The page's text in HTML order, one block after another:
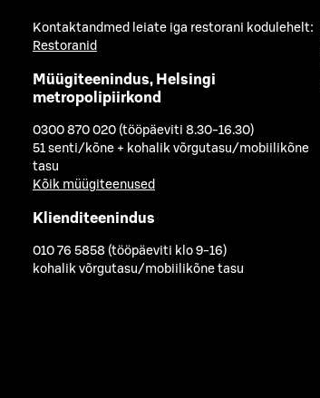
Kontaktandmed leiate iga restorani kodulehelt:
Restoranid
Müügiteenindus, Helsingi
metropolipiirkond
0300 870 020 (tööpäeviti 8.30-16.30)
51 senti/kõne + kohalik võrgutasu/mobiilikõne
tasu
Kõik müügiteenused
Klienditeenindus
010 76 5858 (tööpäeviti klo 9-16)
kohalik võrgutasu/mobiilikõne tasu